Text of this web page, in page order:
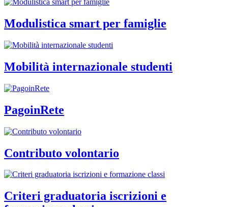
Modulistica smart per famiglie
Mobilità internazionale studenti
PagoinRete
Contributo volontario
Criteri graduatoria iscrizioni e